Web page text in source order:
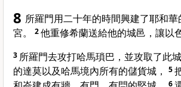
8 所羅門用二十年的時間興建了耶和
宮。
2他重修希蘭送給他的城邑，讓以
3 所羅門去攻打哈馬瑣巴，並攻取了此城
的達莫以及哈馬境內所有的儲貨城，
5
6